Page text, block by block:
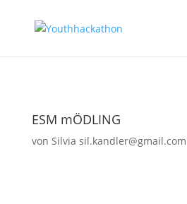
ESM mÖDLING
von Silvia sil.kandler@gmail.com